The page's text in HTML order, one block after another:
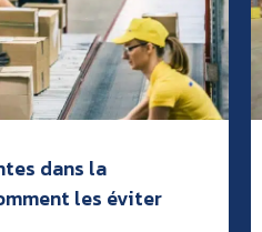
dans la
les éviter